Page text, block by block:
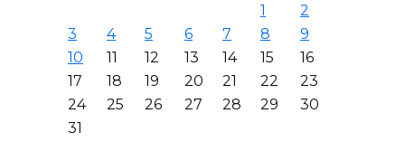
1
2
3
4 5 6 7 8
9
10
11 12 13 14 15
16
17
18 19 20 21 22
23
24
25 26 27 28 29
30
31